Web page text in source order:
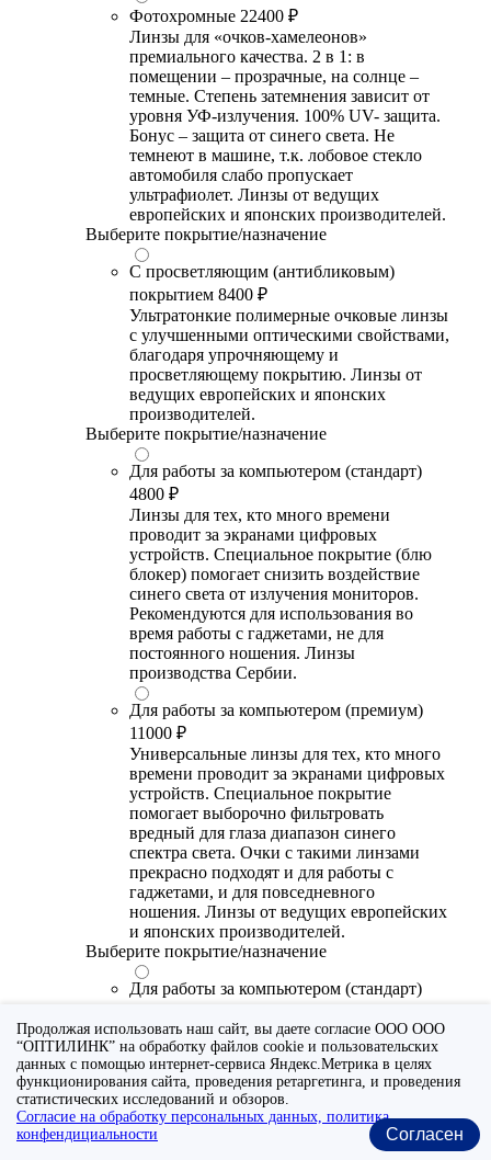
Фотохромные 22400 ₽
Линзы для «очков-хамелеонов»
премиального качества. 2 в 1: в
помещении – прозрачные, на солнце –
темные. Степень затемнения зависит от
уровня УФ-излучения. 100% UV- защита.
Бонус – защита от синего света. Не
темнеют в машине, т.к. лобовое стекло
автомобиля слабо пропускает
ультрафиолет. Линзы от ведущих
европейских и японских производителей.
Выберите покрытие/назначение
С просветляющим (антибликовым)
покрытием 8400 ₽
Ультратонкие полимерные очковые линзы
с улучшенными оптическими свойствами,
благодаря упрочняющему и
просветляющему покрытию. Линзы от
ведущих европейских и японских
производителей.
Выберите покрытие/назначение
Для работы за компьютером (стандарт)
4800 ₽
Линзы для тех, кто много времени
проводит за экранами цифровых
устройств. Специальное покрытие (блю
блокер) помогает снизить воздействие
синего света от излучения мониторов.
Рекомендуются для использования во
время работы с гаджетами, не для
постоянного ношения. Линзы
производства Сербии.
Для работы за компьютером (премиум)
11000 ₽
Универсальные линзы для тех, кто много
времени проводит за экранами цифровых
устройств. Специальное покрытие
помогает выборочно фильтровать
вредный для глаза диапазон синего
спектра света. Очки с такими линзами
прекрасно подходят и для работы с
гаджетами, и для повседневного
ношения. Линзы от ведущих европейских
и японских производителей.
Выберите покрытие/назначение
Для работы за компьютером (стандарт)
Утонченные линзы для тех, кто много
времени проводит за экранами цифровых
устройств. Специальное покрытие (блю
блокер) помогает снизить воздействие
синего света от излучения мониторов.
Рекомендуются для использования во
время работы с гаджетами, не для
Продолжая использовать наш сайт, вы даете согласие ООО ООО
“ОПТИЛИНК” на обработку файлов cookie и пользовательских
данных с помощью интернет-сервиса Яндекс.Метрика в целях
функционирования сайта, проведения ретаргетинга, и проведения
статистических исследований и обзоров.
Согласие на обработку персональных данных, политика
конфендициальности
Согласен